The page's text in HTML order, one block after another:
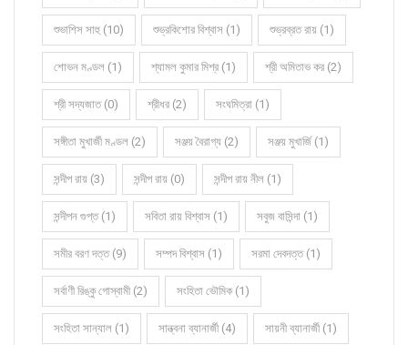
শুভাশিস সাহু (10) শুভ্রকিশোর বিশ্বাস (1) শুভ্রব্রত রায় (1)
শোভন মণ্ডল (1) শ্যামল কুমার মিশ্র (1) শ্রী অমিতাভ কর (2)
শ্রী সদ্যজাত (0) শ্রীধর (2) সংঘমিত্রা (1)
সঙ্গীতা মুখার্জী মণ্ডল (2) সঞ্জয় বৈরাগ্য (2) সঞ্জয় মুখার্জি (1)
সন্দীপ রায় (3) সন্দীপ রায় (0) সন্দীপ রায় নীল (1)
সন্দীপন গুপ্ত (1) সবিতা রায় বিশ্বাস (1) সবুজ বাসিন্দা (1)
সমীর বরণ দত্ত (9) সম্পদ বিশ্বাস (1) সরমা দেবদত্ত (1)
সর্বাণী রিঙ্কু গোস্বামী (2) সংহিতা ভৌমিক (1)
সংহিতা সান্যাল (1) সান্ত্বনা ব্যানার্জী (4) সায়নী ব্যানার্জী (1)